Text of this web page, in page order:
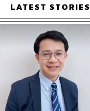
LATEST STORIES